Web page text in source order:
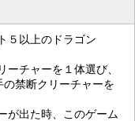
５以上のドラゴン
チャーを１体選び、
禁断クリーチャーを
が出た時、このゲーム